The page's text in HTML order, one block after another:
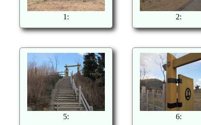
1: 2:
5: 6: